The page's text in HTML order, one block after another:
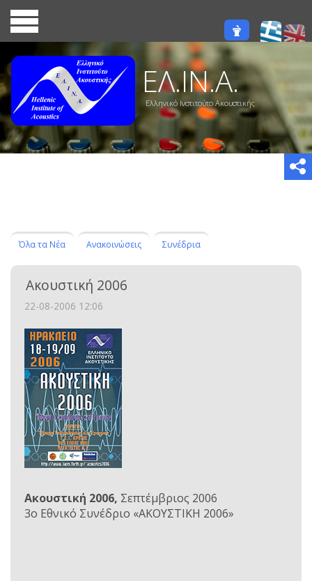
ΕΛ.ΙΝ.Α.
Ελληνικό Ινστιτούτο Ακουστικής
Όλα τα Νέα Ανακοινώσεις Συνέδρια
Ακουστική 2006
22-08-2006 12:06
Ακουστική 2006, Σεπτέμβριος 2006
3ο Εθνικό Συνέδριο «ΑΚΟΥΣΤΙΚΗ 2006»